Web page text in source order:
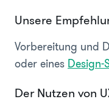
Unsere
Vorbereitung und
oder einesDesign-
Der Nutzen von